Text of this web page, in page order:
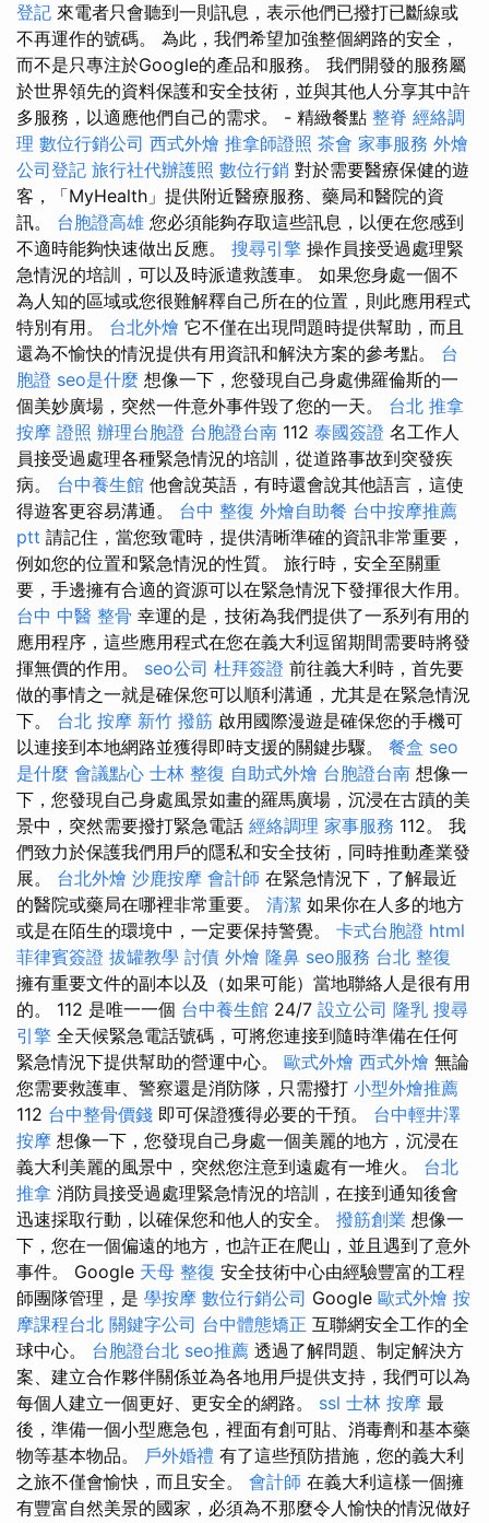
登記 來電者只會聽到一則訊息，表示他們已撥打已斷線或
不再運作的號碼。 為此，我們希望加強整個網路的安全，
而不是只專注於Google的產品和服務。 我們開發的服務屬
於世界領先的資料保護和安全技術，並與其他人分享其中許
多服務，以適應他們自己的需求。 - 精緻餐點 整脊 經絡調
理 數位行銷公司 西式外燴 推拿師證照 茶會 家事服務 外燴
公司登記 旅行社代辦護照 數位行銷 對於需要醫療保健的遊
客，「MyHealth」提供附近醫療服務、藥局和醫院的資
訊。 台胞證高雄 您必須能夠存取這些訊息，以便在您感到
不適時能夠快速做出反應。 搜尋引擎 操作員接受過處理緊
急情況的培訓，可以及時派遣救護車。 如果您身處一個不
為人知的區域或您很難解釋自己所在的位置，則此應用程式
特別有用。 台北外燴 它不僅在出現問題時提供幫助，而且
還為不愉快的情況提供有用資訊和解決方案的參考點。 台
胞證 seo是什麼 想像一下，您發現自己身處佛羅倫斯的一
個美妙廣場，突然一件意外事件毀了您的一天。 台北 推拿
按摩 證照 辦理台胞證 台胞證台南 112 泰國簽證 名工作人
員接受過處理各種緊急情況的培訓，從道路事故到突發疾
病。 台中養生館 他會說英語，有時還會說其他語言，這使
得遊客更容易溝通。 台中 整復 外燴自助餐 台中按摩推薦
ptt 請記住，當您致電時，提供清晰準確的資訊非常重要，
例如您的位置和緊急情況的性質。 旅行時，安全至關重
要，手邊擁有合適的資源可以在緊急情況下發揮很大作用。
台中 中醫 整骨 幸運的是，技術為我們提供了一系列有用的
應用程序，這些應用程式在您在義大利逗留期間需要時將發
揮無價的作用。 seo公司 杜拜簽證 前往義大利時，首先要
做的事情之一就是確保您可以順利溝通，尤其是在緊急情況
下。 台北 按摩 新竹 撥筋 啟用國際漫遊是確保您的手機可
以連接到本地網路並獲得即時支援的關鍵步驟。 餐盒 seo
是什麼 會議點心 士林 整復 自助式外燴 台胞證台南 想像一
下，您發現自己身處風景如畫的羅馬廣場，沉浸在古蹟的美
景中，突然需要撥打緊急電話 經絡調理 家事服務 112。 我
們致力於保護我們用戶的隱私和安全技術，同時推動產業發
展。 台北外燴 沙鹿按摩 會計師 在緊急情況下，了解最近
的醫院或藥局在哪裡非常重要。 清潔 如果你在人多的地方
或是在陌生的環境中，一定要保持警覺。 卡式台胞證 html
菲律賓簽證 拔罐教學 討債 外燴 隆鼻 seo服務 台北 整復
擁有重要文件的副本以及（如果可能）當地聯絡人是很有用
的。 112 是唯一一個 台中養生館 24/7 設立公司 隆乳 搜尋
引擎 全天候緊急電話號碼，可將您連接到隨時準備在任何
緊急情況下提供幫助的營運中心。 歐式外燴 西式外燴 無論
您需要救護車、警察還是消防隊，只需撥打 小型外燴推薦
112 台中整骨價錢 即可保證獲得必要的干預。 台中輕井澤
按摩 想像一下，您發現自己身處一個美麗的地方，沉浸在
義大利美麗的風景中，突然您注意到遠處有一堆火。 台北
推拿 消防員接受過處理緊急情況的培訓，在接到通知後會
迅速採取行動，以確保您和他人的安全。 撥筋創業 想像一
下，您在一個偏遠的地方，也許正在爬山，並且遇到了意外
事件。 Google 天母 整復 安全技術中心由經驗豐富的工程
師團隊管理，是 學按摩 數位行銷公司 Google 歐式外燴 按
摩課程台北 關鍵字公司 台中體態矯正 互聯網安全工作的全
球中心。 台胞證台北 seo推薦 透過了解問題、制定解決方
案、建立合作夥伴關係並為各地用戶提供支持，我們可以為
每個人建立一個更好、更安全的網路。 ssl 士林 按摩 最
後，準備一個小型應急包，裡面有創可貼、消毒劑和基本藥
物等基本物品。 戶外婚禮 有了這些預防措施，您的義大利
之旅不僅會愉快，而且安全。 會計師 在義大利這樣一個擁
有豐富自然美景的國家，必須為不那麼令人愉快的情況做好